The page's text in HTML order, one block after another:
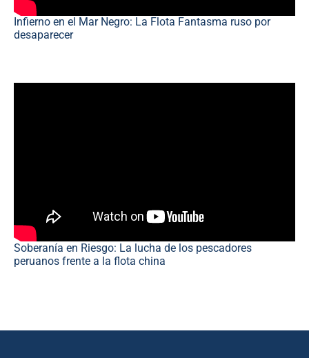
Infierno en el Mar Negro: La Flota Fantasma ruso por
desaparecer
Soberanía en Riesgo: La lucha de los pescadores
peruanos frente a la flota china